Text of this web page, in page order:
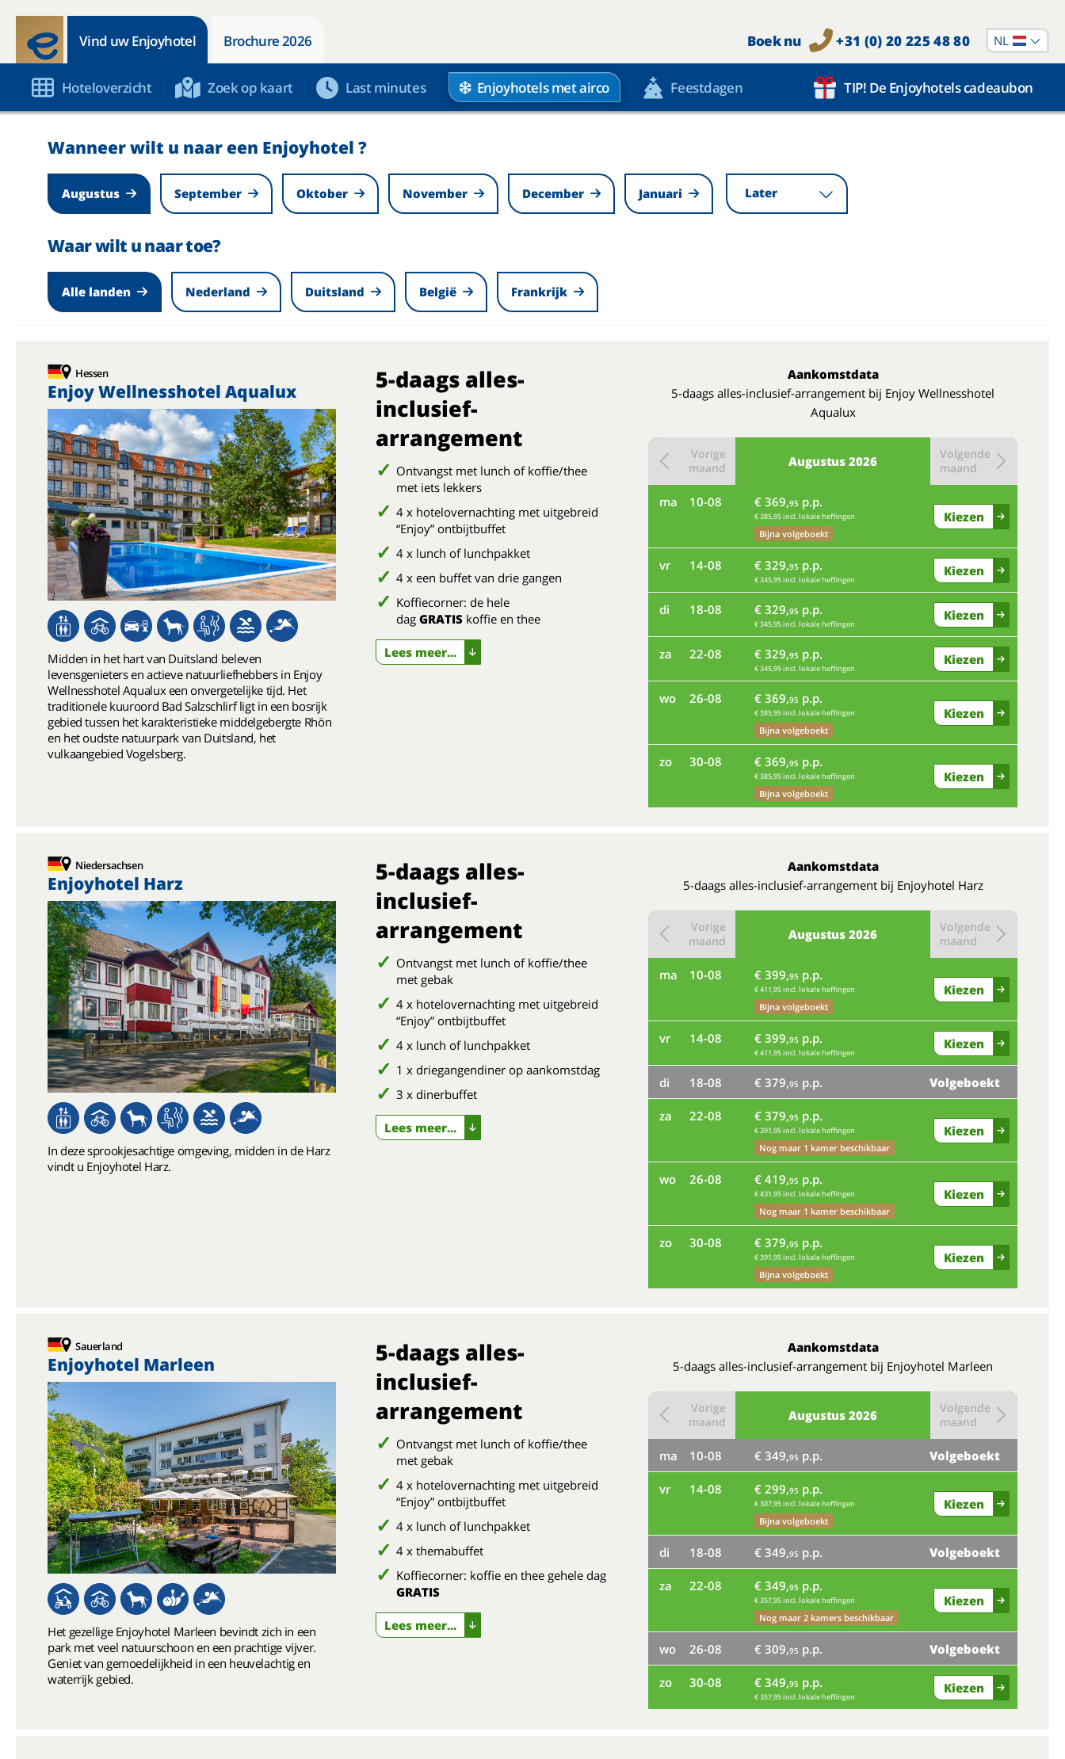
Boek nu +31 (0) 20 225 48 80 NL
Vind uw Enjoyhotel Brochure 2026
Hoteloverzicht Zoek op kaart Last minutes Enjoyhotels met airco Feestdagen TIP! De Enjoyhotels cadeaubon
Wanneer wilt u naar een Enjoyhotel ?
Augustus September Oktober November December Januari Later
Waar wilt u naar toe?
Alle landen Nederland Duitsland België Frankrijk
Hessen
Enjoy Wellnesshotel Aqualux
Midden in het hart van Duitsland beleven
levensgenieters en actieve natuurliefhebbers in Enjoy
Wellnesshotel Aqualux een onvergetelijke tijd. Het
traditionele kuuroord Bad Salzschlirf ligt in een bosrijk
gebied tussen het karakteristieke middelgebergte Rhön
en het oudste natuurpark van Duitsland, het
vulkaangebied Vogelsberg.
5-daags alles-
inclusief-
arrangement
Ontvangst met lunch of koffie/thee
met iets lekkers
4 x hotelovernachting met uitgebreid
“Enjoy” ontbijtbuffet
4 x lunch of lunchpakket
4 x een buffet van drie gangen
Koffiecorner: de hele
dagGRATIS koffie en thee
Lees meer...
Aankomstdata
5-daags alles-inclusief-arrangement bij Enjoy Wellnesshotel
Aqualux
Augustus 2026
Vorige
maand
Volgende
maand
ma 10-08 € 369,95 p.p.
€ 385,95 incl. lokale heffingen
Bijna volgeboekt
Kiezen
vr 14-08 € 329,95 p.p.
€ 345,95 incl. lokale heffingen
Kiezen
di 18-08 € 329,95 p.p.
€ 345,95 incl. lokale heffingen
Kiezen
za 22-08 € 329,95 p.p.
€ 345,95 incl. lokale heffingen
Kiezen
wo 26-08 € 369,95 p.p.
€ 385,95 incl. lokale heffingen
Bijna volgeboekt
Kiezen
zo 30-08 € 369,95 p.p.
€ 385,95 incl. lokale heffingen
Bijna volgeboekt
Kiezen
Niedersachsen
Enjoyhotel Harz
In deze sprookjesachtige omgeving, midden in de Harz
vindt u Enjoyhotel Harz.
5-daags alles-
inclusief-
arrangement
Ontvangst met lunch of koffie/thee
met gebak
4 x hotelovernachting met uitgebreid
“Enjoy” ontbijtbuffet
4 x lunch of lunchpakket
1 x driegangendiner op aankomstdag
3 x dinerbuffet
Lees meer...
Aankomstdata
5-daags alles-inclusief-arrangement bij Enjoyhotel Harz
Augustus 2026
Vorige
maand
Volgende
maand
ma 10-08 € 399,95 p.p.
€ 411,95 incl. lokale heffingen
Bijna volgeboekt
Kiezen
vr 14-08 € 399,95 p.p.
€ 411,95 incl. lokale heffingen
Kiezen
di 18-08 € 379,95 p.p. Volgeboekt
za 22-08 € 379,95 p.p.
€ 391,95 incl. lokale heffingen
Nog maar 1 kamer beschikbaar
Kiezen
wo 26-08 € 419,95 p.p.
€ 431,95 incl. lokale heffingen
Nog maar 1 kamer beschikbaar
Kiezen
zo 30-08 € 379,95 p.p.
€ 391,95 incl. lokale heffingen
Bijna volgeboekt
Kiezen
Sauerland
Enjoyhotel Marleen
Het gezellige Enjoyhotel Marleen bevindt zich in een
park met veel natuurschoon en een prachtige vijver.
Geniet van gemoedelijkheid in een heuvelachtig en
waterrijk gebied.
5-daags alles-
inclusief-
arrangement
Ontvangst met lunch of koffie/thee
met gebak
4 x hotelovernachting met uitgebreid
“Enjoy” ontbijtbuffet
4 x lunch of lunchpakket
4 x themabuffet
Koffiecorner: koffie en thee gehele dag
GRATIS
Lees meer...
Aankomstdata
5-daags alles-inclusief-arrangement bij Enjoyhotel Marleen
Augustus 2026
Vorige
maand
Volgende
maand
ma 10-08 € 349,95 p.p. Volgeboekt
vr 14-08 € 299,95 p.p.
€ 307,95 incl. lokale heffingen
Bijna volgeboekt
Kiezen
di 18-08 € 349,95 p.p. Volgeboekt
za 22-08 € 349,95 p.p.
€ 357,95 incl. lokale heffingen
Nog maar 2 kamers beschikbaar
Kiezen
wo 26-08 € 309,95 p.p. Volgeboekt
zo 30-08 € 349,95 p.p.
€ 357,95 incl. lokale heffingen
Kiezen